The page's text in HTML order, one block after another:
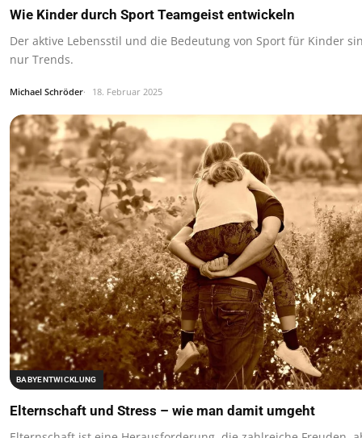
Wie Kinder durch Sport Teamgeist entwickeln
Der aktive Lebensstil und die Bedeutung von Sport für Kinder
nur Trends.
Michael Schröder 18. Februar 2025
BABYENTWICKLUNG
Elternschaft und Stress – wie man damit umgeht